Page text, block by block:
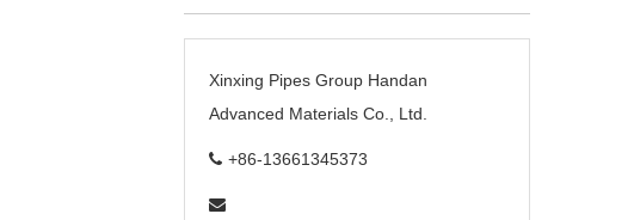
Xinxing Pipes Group Handan
Advanced Materials Co., Ltd.
+86-13661345373